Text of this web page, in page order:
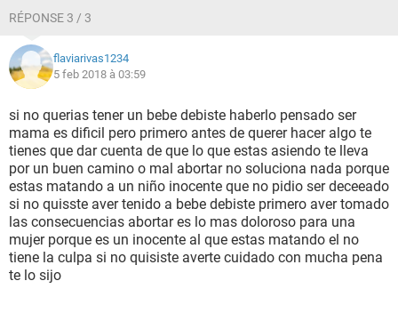
RÉPONSE 3 / 3
flaviarivas1234
5 feb 2018 à 03:59
si no querias tener un bebe debiste haberlo pensado ser
mama es dificil pero primero antes de querer hacer algo te
tienes que dar cuenta de que lo que estas asiendo te lleva
por un buen camino o mal abortar no soluciona nada porque
estas matando a un niño inocente que no pidio ser deceeado
si no quisste aver tenido a bebe debiste primero aver tomado
las consecuencias abortar es lo mas doloroso para una
mujer porque es un inocente al que estas matando el no
tiene la culpa si no quisiste averte cuidado con mucha pena
te lo sijo